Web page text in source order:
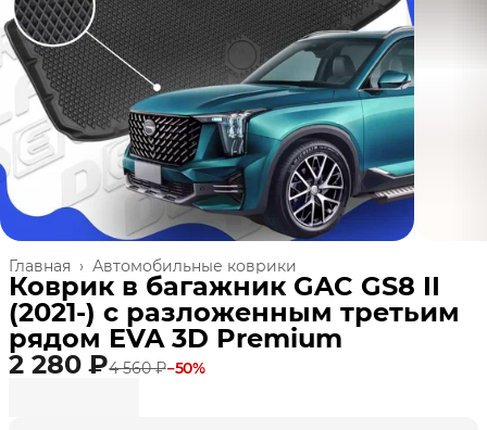
Автомобильные коврики
Главная ›
Коврик в багажник GAC GS8 II
(2021-) с разложенным третьим
рядом EVA 3D Premium
2 280 ₽4 560 ₽−50%